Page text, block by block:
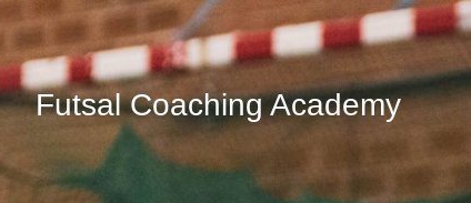
Futsal Coaching Academy